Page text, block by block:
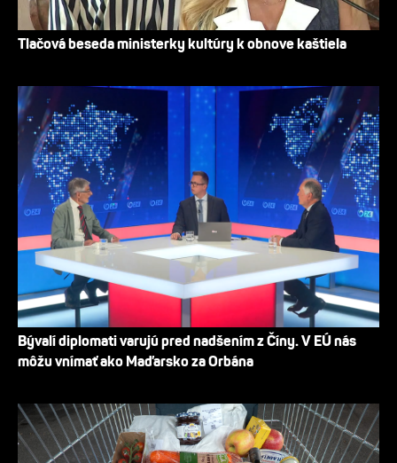
Tlačová beseda ministerky kultúry k obnove kaštiela
Bývalí diplomati varujú pred nadšením z Číny. V EÚ nás
môžu vnímať ako Maďarsko za Orbána